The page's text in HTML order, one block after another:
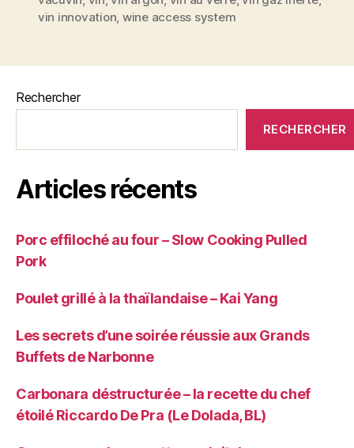
un
vin
déboucher
vin innovation, wine access system
Rechercher
RECHERCHER
Articles récents
Porc effiloché au four – Slow Cooking Pulled
Pork
Poulet grillé à la thaïlandaise – Kai Yang
Les secrets d’une soirée réussie aux Grands
Buffets de Narbonne
Carbonara déstructurée – la recette du chef
étoilé Riccardo De Pra (Le Dolada, BL)